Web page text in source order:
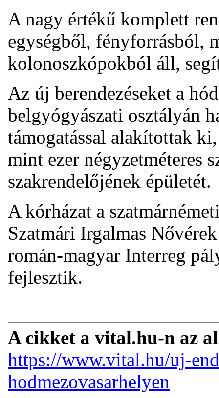
A nagy értékű komplett
egységből, fényforrásból,
kolonoszkópokból áll,
Az új berendezéseket a
belgyógyászati osztályán
támogatással alakítottak
mint ezer négyzetméteres
szakrendelőjének épületét.
A kórházat a
Szatmári Irgalmas
román-magyar Interreg
fejlesztik.
A cikket a vital.hu-n az
https://www.vital.hu/uj-
hodmezovasarhelyen